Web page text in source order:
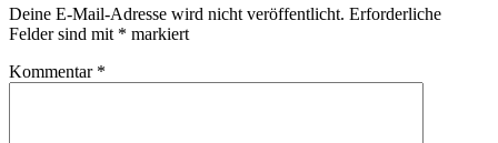
Deine E-Mail-Adresse wird nicht veröffentlicht. Erforderliche
Felder sind mit * markiert
Kommentar *